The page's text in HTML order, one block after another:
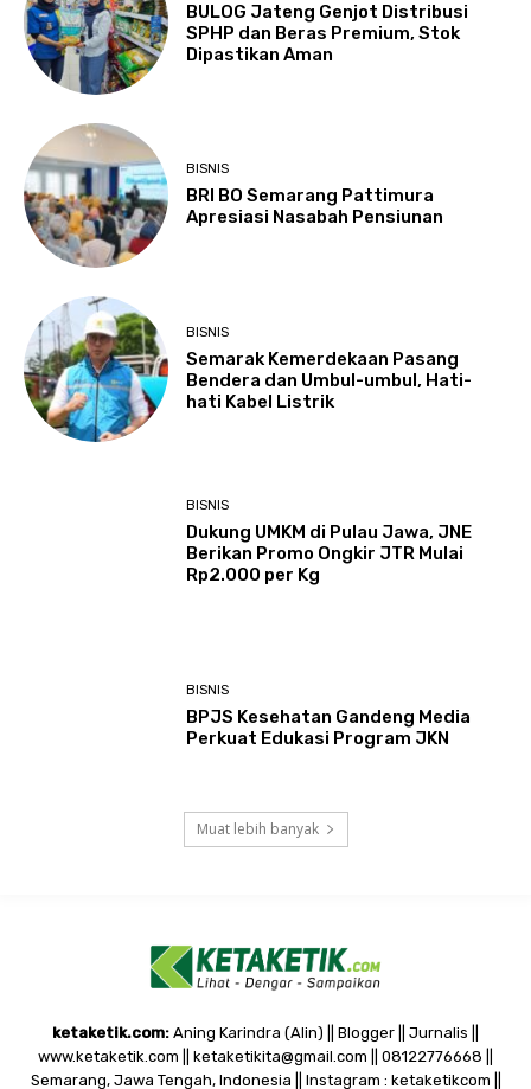
BULOG Jateng Genjot Distribusi
SPHP dan Beras Premium, Stok
Dipastikan Aman
BISNIS
BRI BO Semarang Pattimura
Apresiasi Nasabah Pensiunan
BISNIS
Semarak Kemerdekaan Pasang
Bendera dan Umbul-umbul, Hati-
hati Kabel Listrik
BISNIS
Dukung UMKM di Pulau Jawa, JNE
Berikan Promo Ongkir JTR Mulai
Rp2.000 per Kg
BISNIS
BPJS Kesehatan Gandeng Media
Perkuat Edukasi Program JKN
Muat lebih banyak
ketaketik.com: Aning Karindra (Alin) || Blogger || Jurnalis ||
www.ketaketik.com || ketaketikita@gmail.com || 08122776668 ||
Semarang, Jawa Tengah, Indonesia || Instagram : ketaketikcom ||